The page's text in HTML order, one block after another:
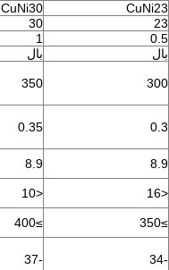
CuNi23
CuNi30
23
30
0.5
1
بال بال
300
350
0.3
0.35
8.9
8.9
<16
<10
≥350
≥400
-34
-37